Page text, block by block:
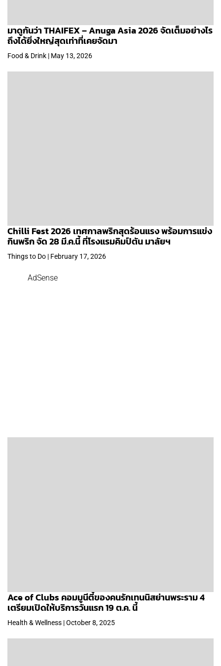
มาดูกันว่า THAIFEX – Anuga Asia 2026 จัดเต็มอย่างไร
ถึงได้ยิ่งใหญ่สุดเท่าที่เคยจัดมา
Food & Drink | May 13, 2026
Chilli Fest 2026 เทศกาลพริกสุดร้อนแรง พร้อมการแข่ง
กินพริก จัด 28 มี.ค.นี้ ที่โรงแรมคิมป์ตัน มาลัยฯ
Things to Do | February 17, 2026
AdSense
Ace of Clubs คอมมูนีตี้ของคนรักเทนนิสย่านพระราม 4
เตรียมเปิดให้บริการวันแรก 19 ต.ค. นี้
Health & Wellness | October 8, 2025